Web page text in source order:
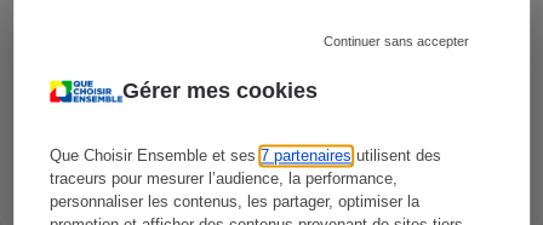
Gérer mes cookies
Que Choisir Ensemble et ses7 partenaires utilisent des
traceurs pour mesurer l’audience, la performance,
personnaliser les contenus, les partager, optimiser la
Continuer sans accepter